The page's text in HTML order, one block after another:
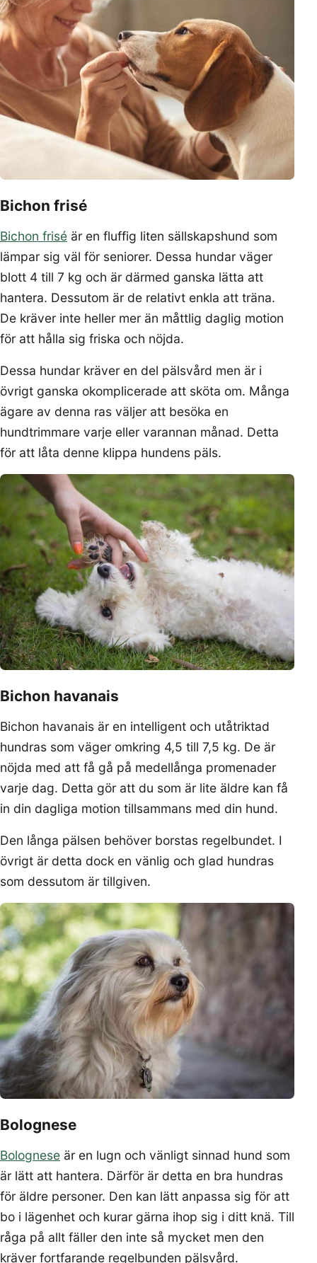
Bichon frisé
Bichon frisé är en fluffig liten sällskapshund som
lämpar sig väl för seniorer. Dessa hundar väger
blott 4 till 7 kg och är därmed ganska lätta att
hantera. Dessutom är de relativt enkla att träna.
De kräver inte heller mer än måttlig daglig motion
för att hålla sig friska och nöjda.
Dessa hundar kräver en del pälsvård men är i
övrigt ganska okomplicerade att sköta om. Många
ägare av denna ras väljer att besöka en
hundtrimmare varje eller varannan månad. Detta
för att låta denne klippa hundens päls.
Bichon havanais
Bichon havanais är en intelligent och utåtriktad
hundras som väger omkring 4,5 till 7,5 kg. De är
nöjda med att få gå på medellånga promenader
varje dag. Detta gör att du som är lite äldre kan få
in din dagliga motion tillsammans med din hund.
Den långa pälsen behöver borstas regelbundet. I
övrigt är detta dock en vänlig och glad hundras
som dessutom är tillgiven.
Bolognese
Bolognese är en lugn och vänligt sinnad hund som
är lätt att hantera. Därför är detta en bra hundras
för äldre personer. Den kan lätt anpassa sig för att
bo i lägenhet och kurar gärna ihop sig i ditt knä. Till
råga på allt fäller den inte så mycket men den
kräver fortfarande regelbunden pälsvård.